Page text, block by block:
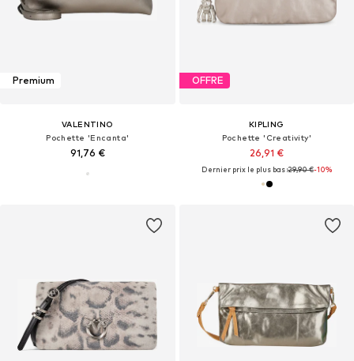
Premium
VALENTINO
Pochette 'Encanta'
91,76 €
OFFRE
KIPLING
Pochette 'Creativity'
26,91 €
Dernier prix le plus bas :29,90 €-10%